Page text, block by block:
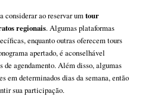
considerar ao reservar umtour
regionais. Algumas plataformas
enquanto outras oferecem tours
apertado, é aconselhável
agendamento. Além disso, algumas
em determinados dias da semana, então
sua participação.